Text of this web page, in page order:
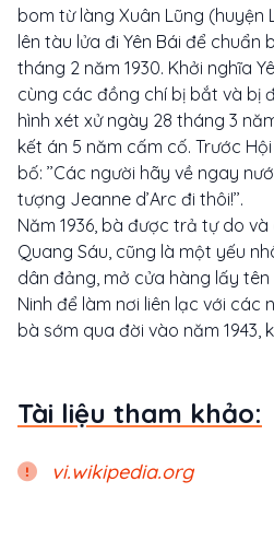
bom từ làng Xuân Lũng (huyện
lên tàu lửa đi Yên Bái để chuẩn
tháng 2 năm 1930. Khởi nghĩa
cùng các đồng chí bị bắt và bị
hình xét xử ngày 28 tháng 3
kết án 5 năm cấm cố. Trước
bố: ’’Các người hãy về ngay
tượng Jeanne d’Arc đi thôi!’’.
Năm 1936, bà được trả tự do
Quang Sáu, cũng là một yếu
dân đảng, mở cửa hàng lấy
Ninh để làm nơi liên lạc với các
bà sớm qua đời vào năm 1943,
Tài liệu tham khảo:
vi.wikipedia.org